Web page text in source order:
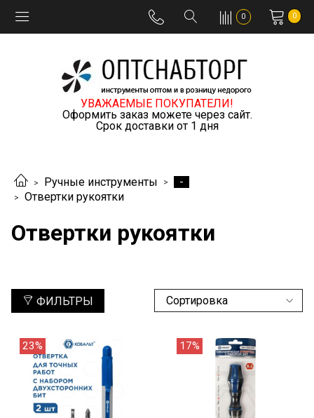
0 0
УВАЖАЕМЫЕ ПОКУПАТЕЛИ!
Оформить заказ можете через сайт.
Срок доставки от 1 дня
Ручные инструменты
-
Отвертки рукоятки
Отвертки рукоятки
ФИЛЬТРЫ
23% 17%